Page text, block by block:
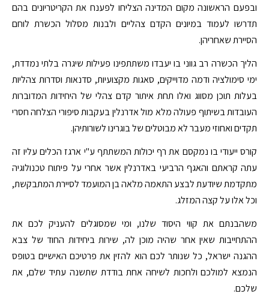
ובפעם הראשונה מקום המדינה הצליחו לפענח את הקריטריונים בהם
תדרשו לעמוד במיונים הקדם צהליים ולבנות מסלול הכשרת לוחם
הסיירת שאחריהן.
הליך הכשרה רב גווני בו יעבדו משתתפינו פעילות שיגרה בלתי נמדדת,
ימי סימולציה ודמה מדוייקים, סאגות מקצועיות, סדנאות וסדרות צהליות
בעלות תוכן מסווג ואלו תחת איתור קדם צהלי של היחידות המדוברות
העובדות בשיתוף פעולה מלא מול אדרנלין בעקבות סיפורי הצלחה חסרי
תקדים ואחוזי מעבר לא מבוטלים של בוגרינו לשורותיהן.
קורס ייעודי בו נמקסם את רף יכולות המשתתף ע"י ארגז הכלים עליו זה
עתה קראתם והאגף הרביעי באדרנלין אשר אחרי על פיתוח טכנולוגיה
מתקדמת שיודעת לבצע התאמה מלאה בן המועמד לסיירת המתבקשת,
וכל אלו על קצה המזלג.
משהבנתם את קווי היסוד שלנו, ומי שמסוגלים להעניק לכם את
ההתחייבות שאין אחר שהיה מוכן לה, שירות ביחידות החוד של צבא
ההגנה ישראל, כל שנותר לכם הוא להזין את פרטיכם האישיים בטופס
הנמצא למולכם ולחכות לשיחה אחת בודדת שתשנה עתיד שלם, את
שלכם.